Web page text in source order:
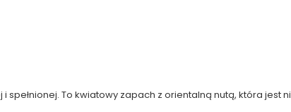
To kwiatowy zapach z orientalną nutą, która jest